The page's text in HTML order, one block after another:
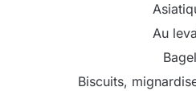
Au
Bagel
Biscuits,